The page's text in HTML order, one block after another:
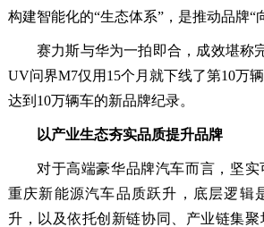
构建智能化的“生态体系”，是推动品牌“
赛力斯与华为一拍即合，成效堪
UV问界M7仅用15个月就下线了第10万
达到10万辆车的新品牌纪录。
以产业生态夯实品质提升品牌
对于高端豪华品牌汽车而言，坚实
重庆新能源汽车品质跃升，底层逻辑
升，以及依托创新链协同、产业链集